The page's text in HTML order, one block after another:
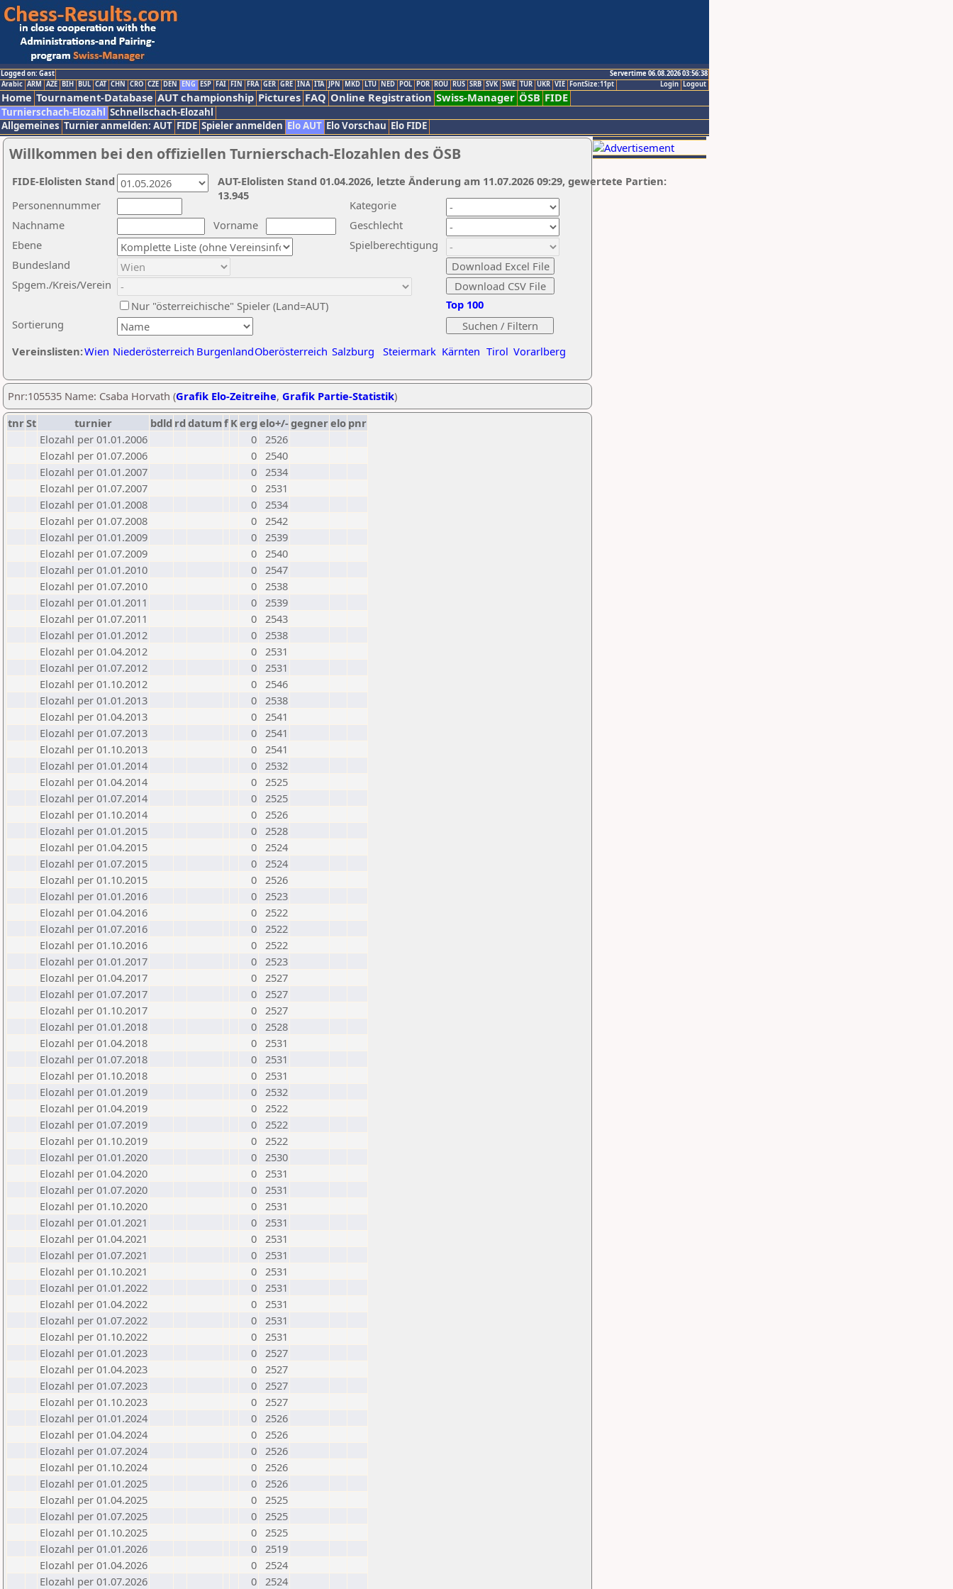
Logged on: Gast
Servertime 06.08.2026 03:56:38
Logout
Login
Arabic ARM AZE BIH BUL CAT CHN CRO CZE DEN ENG ESP FAI FIN FRA GER GRE INA ITA JPN MKD LTU NED POL POR ROU RUS SRB SVK SWE TUR UKR VIE FontSize:11pt
Home Tournament-Database AUT championship Pictures FAQ Online Registration Swiss-Manager ÖSB FIDE
Turnierschach-Elozahl Schnellschach-Elozahl
Allgemeines Turnier anmelden: AUT FIDE Spieler anmelden Elo AUT Elo Vorschau Elo FIDE
Willkommen bei den offiziellen Turnierschach-Elozahlen des ÖSB
Nachname
Vorname
Ebene
Kategorie
Sortierung
Personennummer
Bundesland
Spgem./Kreis/Verein
Geschlecht
Nur "österreichische" Spieler (Land=AUT)
Spielberechtigung
Vereinslisten:Wien Niederösterreich BurgenlandOberösterreich Salzburg Steiermark Kärnten Tirol Vorarlberg
Top 100
AUT-Elolisten Stand 01.04.2026, letzte Änderung am 11.07.2026 09:29, gewertete Partien:
13.945
FIDE-Elolisten Stand
Pnr:105535 Name: Csaba Horvath (Grafik Elo-Zeitreihe, Grafik Partie-Statistik)
tnrSt turnier bdld rd datumf Kerg elo+/-gegnerelo pnr
Elozahl per 01.01.2006
0 2526
Elozahl per 01.07.2006
0 2540
Elozahl per 01.01.2007
0 2534
Elozahl per 01.07.2007
0 2531
Elozahl per 01.01.2008
0 2534
Elozahl per 01.07.2008
0 2542
Elozahl per 01.01.2009
0 2539
Elozahl per 01.07.2009
0 2540
Elozahl per 01.01.2010
0 2547
Elozahl per 01.07.2010
0 2538
Elozahl per 01.01.2011
0 2539
Elozahl per 01.07.2011
0 2543
Elozahl per 01.01.2012
0 2538
Elozahl per 01.04.2012
0 2531
Elozahl per 01.07.2012
0 2531
Elozahl per 01.10.2012
0 2546
Elozahl per 01.01.2013
0 2538
Elozahl per 01.04.2013
0 2541
Elozahl per 01.07.2013
0 2541
Elozahl per 01.10.2013
0 2541
Elozahl per 01.01.2014
0 2532
Elozahl per 01.04.2014
0 2525
Elozahl per 01.07.2014
0 2525
Elozahl per 01.10.2014
0 2526
Elozahl per 01.01.2015
0 2528
Elozahl per 01.04.2015
0 2524
Elozahl per 01.07.2015
0 2524
Elozahl per 01.10.2015
0 2526
Elozahl per 01.01.2016
0 2523
Elozahl per 01.04.2016
0 2522
Elozahl per 01.07.2016
0 2522
Elozahl per 01.10.2016
0 2522
Elozahl per 01.01.2017
0 2523
Elozahl per 01.04.2017
0 2527
Elozahl per 01.07.2017
0 2527
Elozahl per 01.10.2017
0 2527
Elozahl per 01.01.2018
0 2528
Elozahl per 01.04.2018
0 2531
Elozahl per 01.07.2018
0 2531
Elozahl per 01.10.2018
0 2531
Elozahl per 01.01.2019
0 2532
Elozahl per 01.04.2019
0 2522
Elozahl per 01.07.2019
0 2522
Elozahl per 01.10.2019
0 2522
Elozahl per 01.01.2020
0 2530
Elozahl per 01.04.2020
0 2531
Elozahl per 01.07.2020
0 2531
Elozahl per 01.10.2020
0 2531
Elozahl per 01.01.2021
0 2531
Elozahl per 01.04.2021
0 2531
Elozahl per 01.07.2021
0 2531
Elozahl per 01.10.2021
0 2531
Elozahl per 01.01.2022
0 2531
Elozahl per 01.04.2022
0 2531
Elozahl per 01.07.2022
0 2531
Elozahl per 01.10.2022
0 2531
Elozahl per 01.01.2023
0 2527
Elozahl per 01.04.2023
0 2527
Elozahl per 01.07.2023
0 2527
Elozahl per 01.10.2023
0 2527
Elozahl per 01.01.2024
0 2526
Elozahl per 01.04.2024
0 2526
Elozahl per 01.07.2024
0 2526
Elozahl per 01.10.2024
0 2526
Elozahl per 01.01.2025
0 2526
Elozahl per 01.04.2025
0 2525
Elozahl per 01.07.2025
0 2525
Elozahl per 01.10.2025
0 2525
Elozahl per 01.01.2026
0 2519
Elozahl per 01.04.2026
0 2524
Elozahl per 01.07.2026
0 2524